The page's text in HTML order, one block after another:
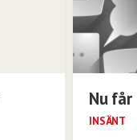
Nu
INSÄNT